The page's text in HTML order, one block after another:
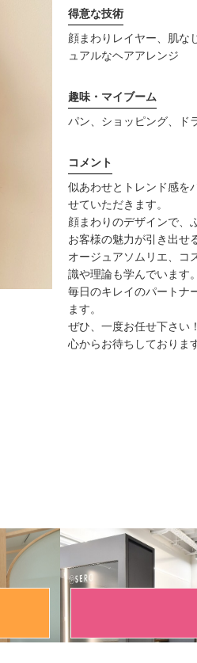
得意な技術
顔まわりレイヤー、肌な
ュアルなヘアアレンジ
趣味・マイブーム
パン、ショッピング、ド
コメント
似あわせとトレンド感を
せていただきます。
顔まわりのデザインで、
お客様の魅力が引き出せ
オージュアソムリエ、コ
識や理論も学んでいます。
毎日のキレイのパートナ
ます。
ぜひ、一度お任せ下さい！
心からお待ちしておりま